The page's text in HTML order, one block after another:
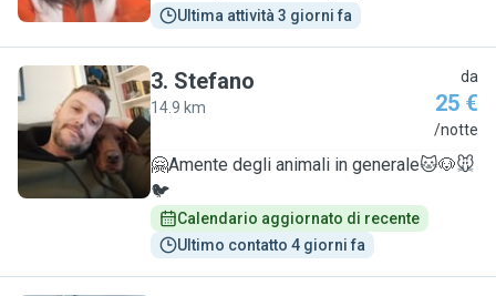
Ultima attività 3 giorni fa
S
3. Stefano
14.9 km
da
25 €
/notte
🤗Amente degli animali in generale🐱🐶🐭
🐦
Calendario aggiornato di recente
Ultimo contatto 4 giorni fa